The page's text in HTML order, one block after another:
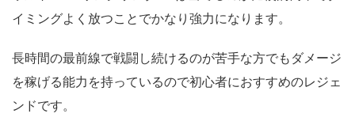
イミングよく放つことでかなり強力になります。
長時間の最前線で戦闘し続けるのが苦手な方でもダメージ
を稼げる能力を持っているので初心者におすすめのレジェ
ンドです。